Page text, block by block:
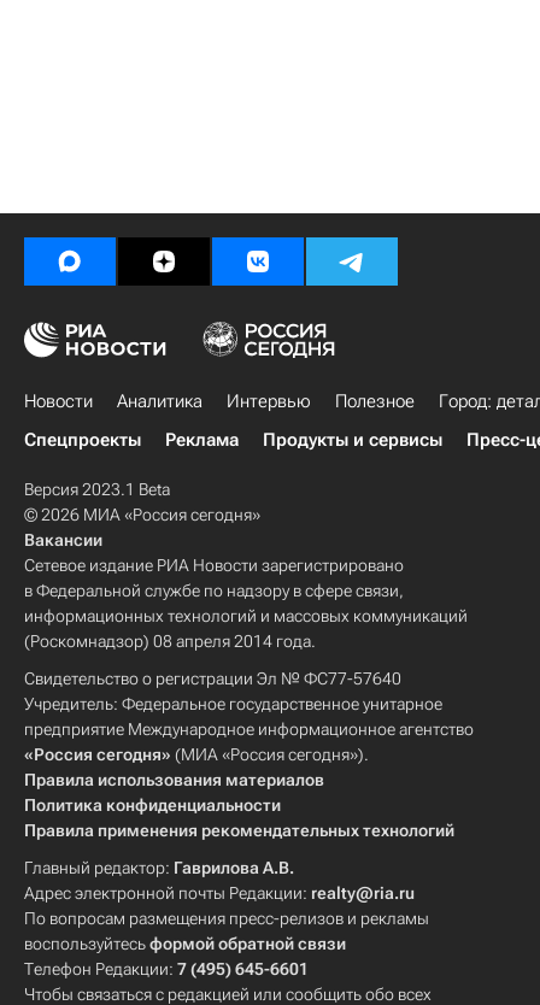
Новости Аналитика Интервью Полезное
Город:
Спецпроекты
Реклама Продукты и сервисы Пресс-
Версия 2023.1 Beta
© 2026 МИА «Россия сегодня»
Вакансии
Сетевое издание РИА Новости зарегистрировано
в Федеральной службе по надзору в сфере связи,
информационных технологий и массовых коммуникаций
(Роскомнадзор) 08 апреля 2014 года.
Свидетельство о регистрации Эл № ФС77-57640
Учредитель: Федеральное государственное унитарное
предприятие Международное информационное агентство
«Россия сегодня» (МИА «Россия сегодня»).
Правила использования материалов
Политика конфиденциальности
Правила применения рекомендательных технологий
Главный редактор: Гаврилова А.В.
Адрес электронной почты Редакции: realty@ria.ru
По вопросам размещения пресс-релизов и рекламы
воспользуйтесьформой обратной связи
Телефон Редакции: 7 (495) 645-6601
Чтобы связаться с редакцией или сообщить обо всех